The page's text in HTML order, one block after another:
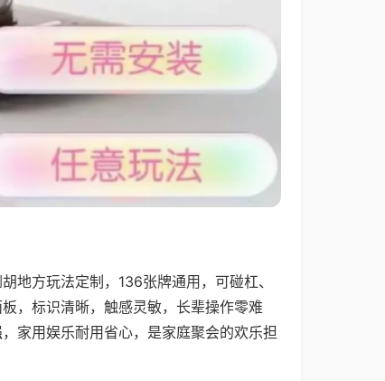
地方玩法定制，136张牌通用，可碰杠、
，标识清晰，触感灵敏，长辈操作零难
家用娱乐耐用省心，是家庭聚会的欢乐担